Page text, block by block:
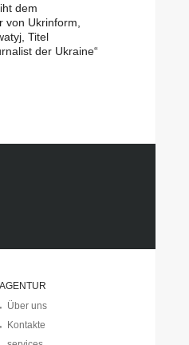
dem
von Ukrinform,
Titel
der Ukraine“
AGENTUR
Über uns
Kontakte